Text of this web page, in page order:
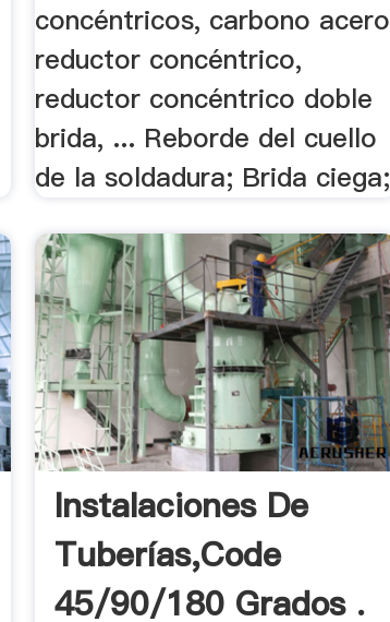
concéntricos, carbono acero
reductor concéntrico,
reductor concéntrico doble
brida, ... Reborde del cuello
de la soldadura; Brida ciega;
Instalaciones De
Tuberías,code
45/90/180 Grados .